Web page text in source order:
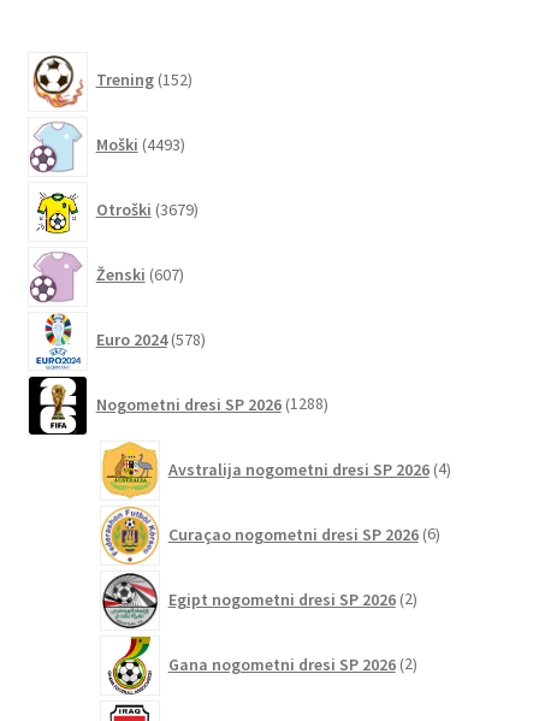
Trening 152izdelkov
Moški 4493izdelkov
Otroški 3679izdelkov
Ženski 607izdelkov
Euro 2024 578izdelkov
Nogometni dresi SP 2026 1288izdelkov
Avstralija nogometni dresi SP 2026 4izdelki
Curaçao nogometni dresi SP 2026 6izdelkov
Egipt nogometni dresi SP 2026 2izdelka
Gana nogometni dresi SP 2026 2izdelka